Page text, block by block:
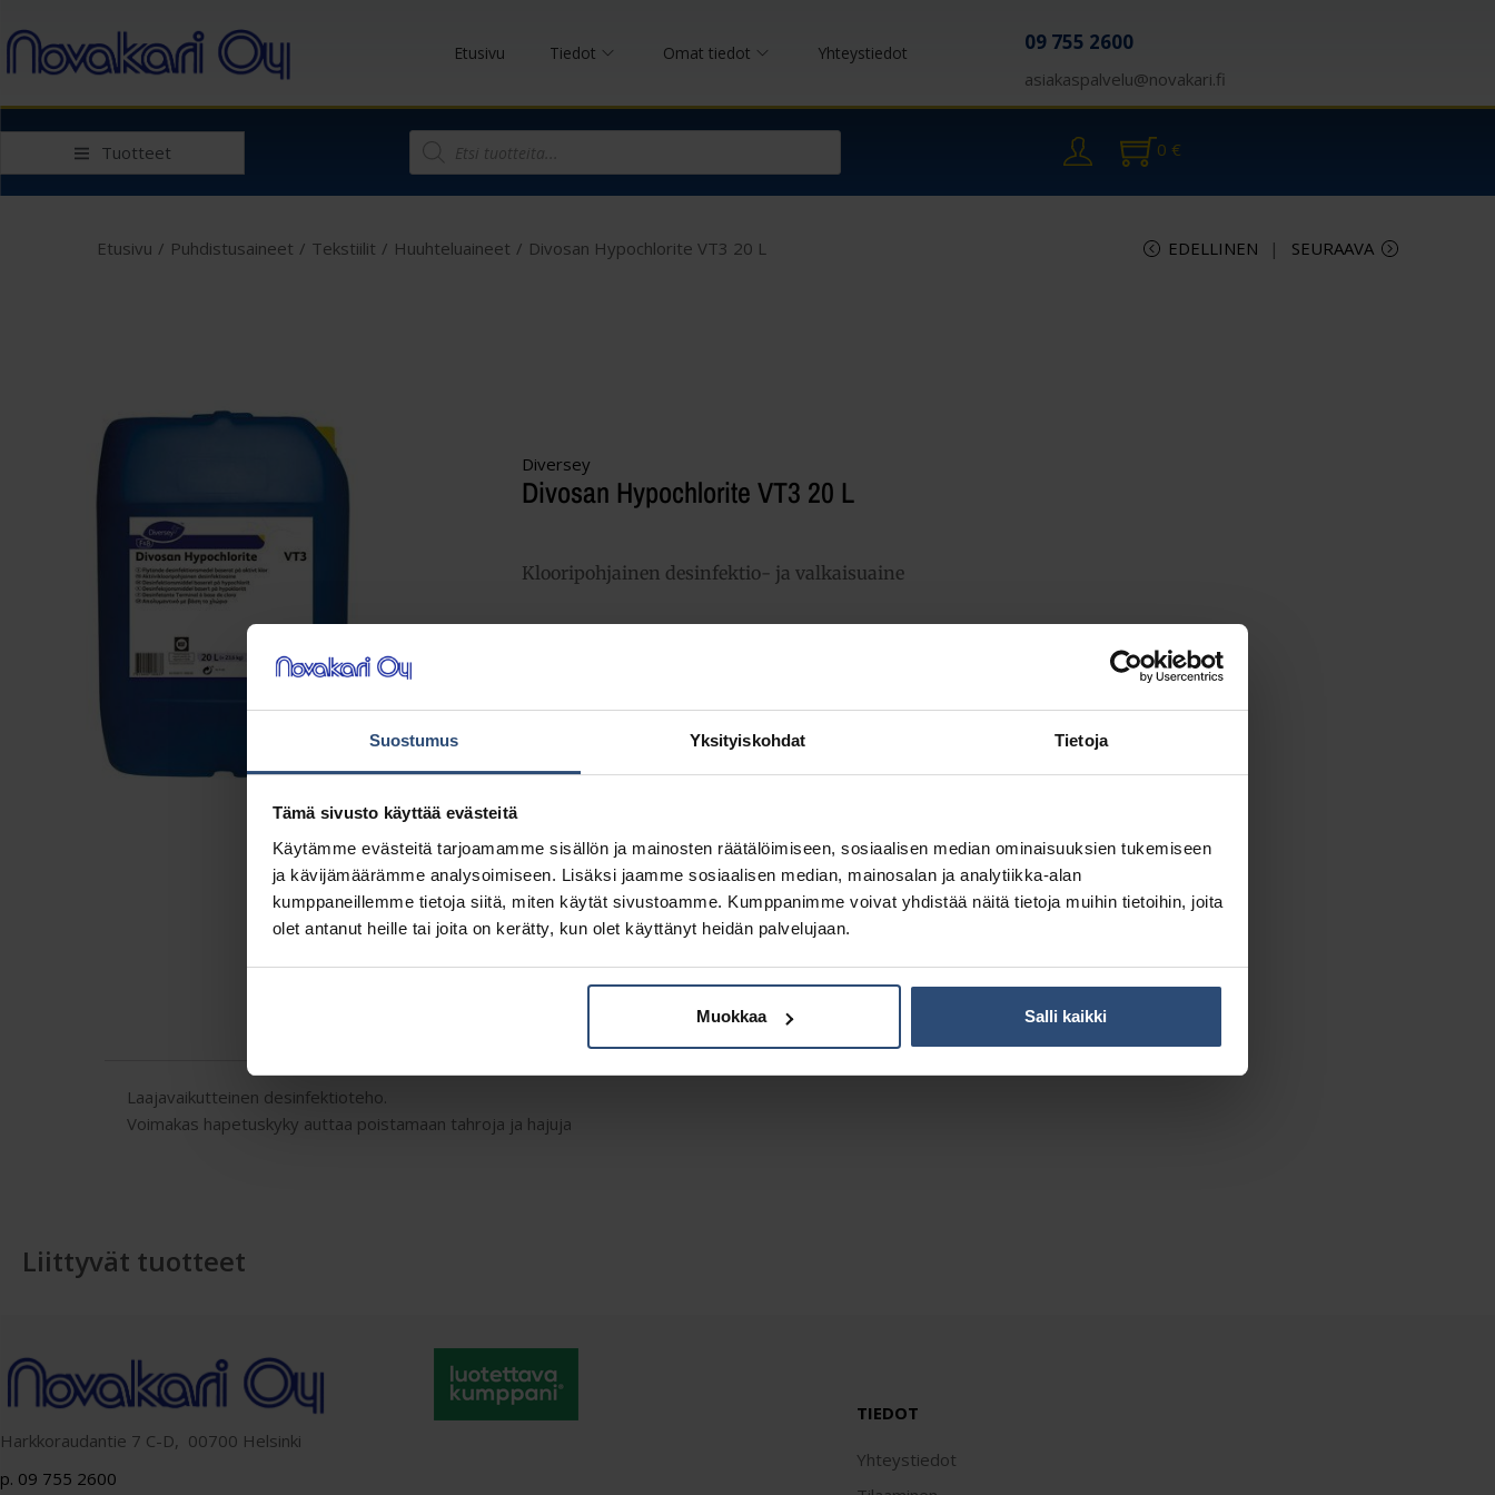
Suostumus Yksityiskohdat Tietoja
Tämä sivusto käyttää evästeitä
Käytämme evästeitä tarjoamamme sisällön ja mainosten räätälöimiseen, sosiaalisen median ominaisuuksien tukemiseen
ja kävijämäärämme analysoimiseen. Lisäksi jaamme sosiaalisen median, mainosalan ja analytiikka-alan
kumppaneillemme tietoja siitä, miten käytät sivustoamme. Kumppanimme voivat yhdistää näitä tietoja muihin tietoihin, joita
olet antanut heille tai joita on kerätty, kun olet käyttänyt heidän palvelujaan.
Muokkaa Salli kaikki
Etusivu Tiedot Omat tiedot Yhteystiedot 09 755 2600
asiakaspalvelu@novakari.fi
Tuotteet 0 €
Etusivu / Puhdistusaineet / Tekstiilit / Huuhteluaineet / Divosan Hypochlorite VT3 20 L EDELLINEN SEURAAVA
Diversey
Divosan Hypochlorite VT3 20 L
Klooripohjainen desinfektio- ja valkaisuaine
LISÄÄ OSTOSKORIIN 78,09 €
Toimitusluokka:VAK– Vaarallisten aineiden kuljetus
Laajavaikutteinen desinfektioteho.
Voimakas hapetuskyky auttaa poistamaan tahroja ja hajuja
Liittyvät tuotteet
Harkkoraudantie 7 C-D, 00700 Helsinki
p. 09 755 2600
TIEDOT
Yhteystiedot